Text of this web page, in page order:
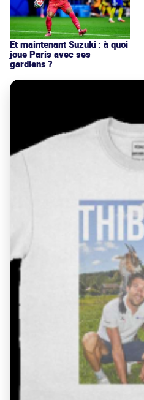
Et maintenant Suzuki : à quoi
joue Paris avec ses
gardiens ?